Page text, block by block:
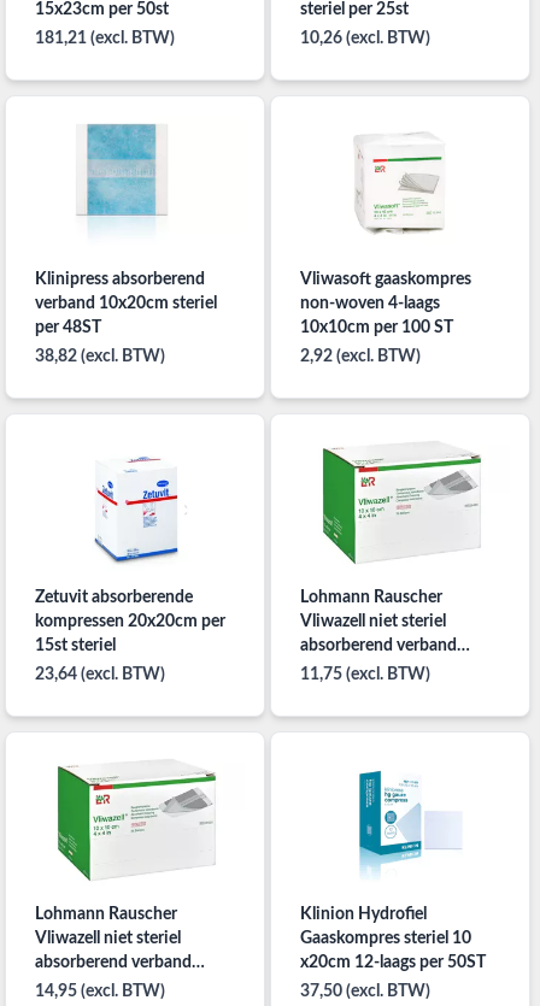
15x23cm per 50st
181,21 (excl. BTW)
steriel per 25st
10,26 (excl. BTW)
Klinipress absorberend
verband 10x20cm steriel
per 48ST
38,82 (excl. BTW)
Vliwasoft gaaskompres
non-woven 4-laags
10x10cm per 100 ST
2,92 (excl. BTW)
Zetuvit absorberende
kompressen 20x20cm per
15st steriel
23,64 (excl. BTW)
Lohmann Rauscher
Vliwazell niet steriel
absorberend verband
10x10cm per 25ST
11,75 (excl. BTW)
Lohmann Rauscher
Vliwazell niet steriel
absorberend verband
10x20cm per 25ST
14,95 (excl. BTW)
Klinion Hydrofiel
Gaaskompres steriel 10
x20cm 12-laags per 50ST
37,50 (excl. BTW)